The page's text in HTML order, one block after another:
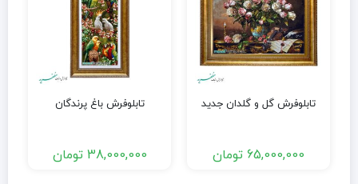
تابلوفرش گل و گلدان جدید
65,000,000 تومان
تابلوفرش باغ پرندگان
38,000,000 تومان